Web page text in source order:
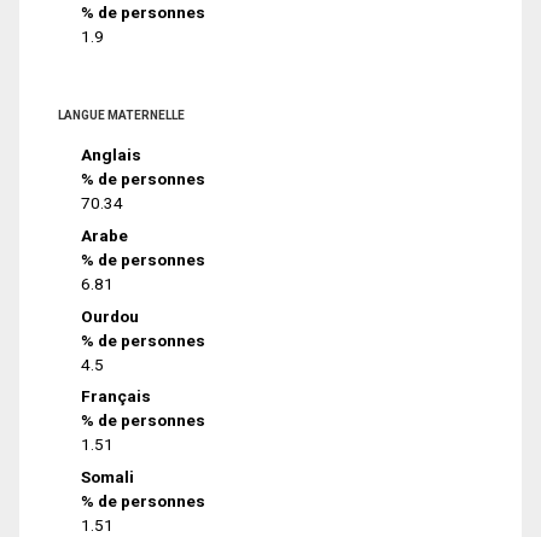
% de personnes
1.9
LANGUE MATERNELLE
Anglais
% de personnes
70.34
Arabe
% de personnes
6.81
Ourdou
% de personnes
4.5
Français
% de personnes
1.51
Somali
% de personnes
1.51